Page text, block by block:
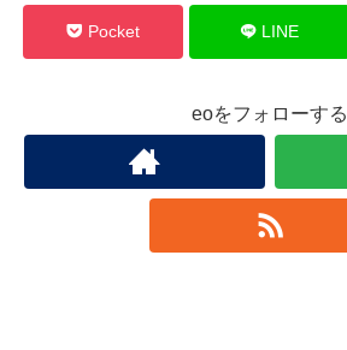
Pocket LINE
eoをフォローする